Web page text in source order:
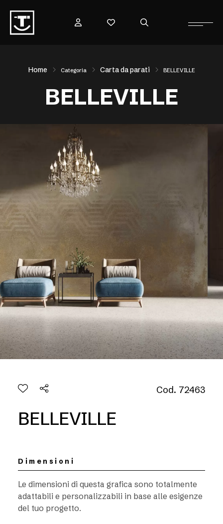
Home Categoria Carta da parati BELLEVILLE
BELLEVILLE
Cod. 72463
BELLEVILLE
Dimensioni
Le dimensioni di questa grafica sono totalmente
adattabili e personalizzabili in base alle esigenze
del tuo progetto.